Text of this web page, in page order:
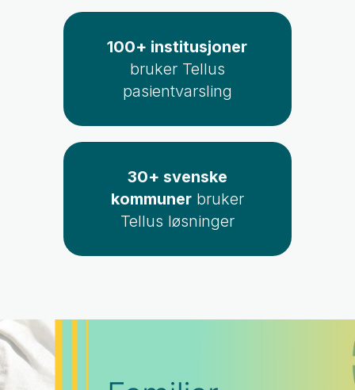
100+ institusjoner
bruker Tellus
pasientvarsling
30+ svenske
kommunerbruker
Tellus løsninger